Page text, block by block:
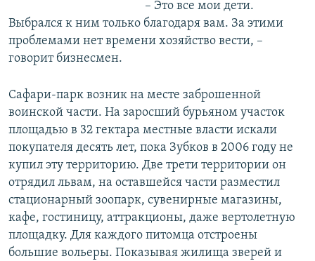
– Это все мои дети.
Выбрался к ним только благодаря вам. За этими
проблемами нет времени хозяйство вести, –
говорит бизнесмен.
Сафари-парк возник на месте заброшенной
воинской части. На заросший бурьяном участок
площадью в 32 гектара местные власти искали
покупателя десять лет, пока Зубков в 2006 году не
купил эту территорию. Две трети территории он
отрядил львам, на оставшейся части разместил
стационарный зоопарк, сувенирные магазины,
кафе, гостиницу, аттракционы, даже вертолетную
площадку. Для каждого питомца отстроены
большие вольеры. Показывая жилища зверей и